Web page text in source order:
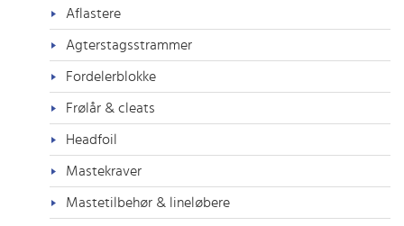
Aflastere
Agterstagsstrammer
Fordelerblokke
Frølår & cleats
Headfoil
Mastekraver
Mastetilbehør & lineløbere